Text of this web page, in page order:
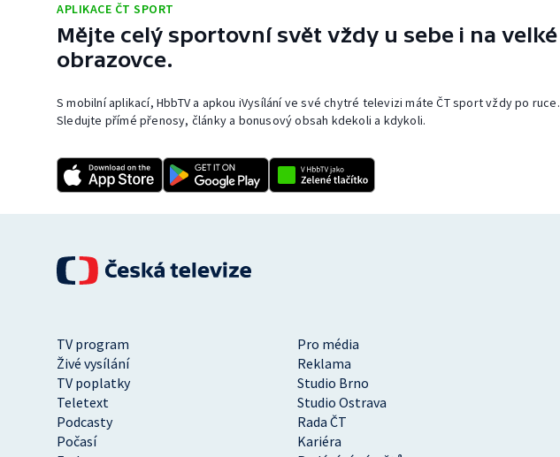
APLIKACE ČT SPORT
Mějte celý sportovní svět vždy u sebe i na velké
obrazovce.
S mobilní aplikací, HbbTV a apkou iVysílání ve své chytré televizi máte ČT sport vždy po ruce.
Sledujte přímé přenosy, články a bonusový obsah kdekoli a kdykoli.
TV program
Pro média
Živé vysílání
Reklama
TV poplatky
Studio Brno
Teletext
Studio Ostrava
Podcasty
Rada ČT
Počasí
Kariéra